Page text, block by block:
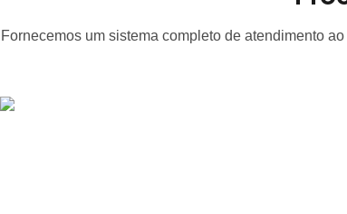
Fornecemos um sistema completo de atendimento